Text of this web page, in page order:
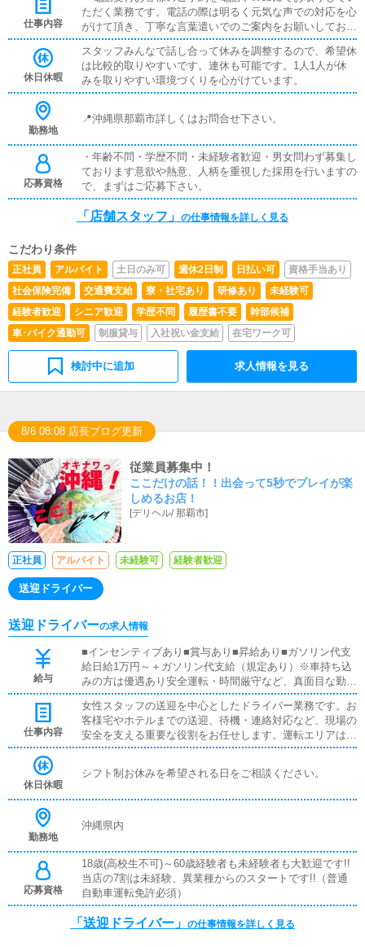
仕事内容
ただく業務です。電話の際は明るく元気な声での対応を心
がけて頂き、丁寧な言葉遣いでのご案内をお願いしており
ます。未経験でもスタッフが1から優しく教えてくれます
ので安心です。・送迎基本的にキャストさんを送迎して頂
きます。時間厳守を意識して頂き、キャストの方が円滑に
ストレスなくお仕事を進められるようにサポートして頂き
一です！・キャストの出勤スケジュール管理キャストの方
す。・サイトの更新簡単なサイト更新作業があります。先
輩スタッフが丁寧に教えてくれます。・備品の買い出し足
りなくなった備品などを百均やドン・キホーテなどへ買い
出しに行ったりもします。・事務所の掃除スタッフみんな
で業務の合間で掃除をしたりもします。色々な業務があり
ますが1人で全部こなすわけではなく、スタッフみんなで
休日休暇
スタッフみんなで話し合って休みを調整するので、希望休
は比較的取りやすいです。連休も可能です。1人1人が休
みを取りやすい環境づくりを心がけています。
勤務地
📍沖縄県那覇市詳しくはお問合せ下さい。
応募資格
・年齢不問・学歴不問・未経験者歓迎・男女問わず募集し
ております意欲や熱意、人柄を重視した採用を行いますの
で、まずはご応募下さい。
「店舗スタッフ」 の仕事情報を詳しく見る
こだわり条件
正社員 アルバイト 土日のみ可 週休2日制 日払い可
資格手当あり
社会保険完備
交通費支給 寮・社宅あり 研修あり
未経験可
経験者歓迎
シニア歓迎 学歴不問 履歴書不要
幹部候補
車･バイク通勤可
制服貸与 入社祝い金支給 在宅ワーク可
検討中に追加 求人情報を見る
8/6 08:08 店長ブログ更新
従業員募集中！
ここだけの話！！出会って5秒でプレイが楽
しめるお店！
[デリヘル/那覇市]
正社員 アルバイト 未経験可 経験者歓迎
送迎ドライバー
送迎ドライバーの求人情報
給与
■インセンティブあり■賞与あり■昇給あり■ガソリン代支
給日給1万円～＋ガソリン代支給（規定あり）※車持ち込
みの方は優遇あり安全運転・時間厳守など、真面目な勤務
をしっかり評価します。勤務日数・時間は希望に合わせて
調整可能！短時間でもしっかり稼げる環境です。まずは気
軽にお問い合わせください。
仕事内容
女性スタッフの送迎を中心としたドライバー業務です。お
客様宅やホテルまでの送迎、待機・連絡対応など、現場の
安全を支える重要な役割をお任せします。運転エリアは熊
本市内および近郊。長距離運転はありません。安全運転・
務時間は柔軟に対応。昼だけ・夜だけ・週末のみなど、あ
ソリン代支給（規定あり）、車両手当もあります。
休日休暇
シフト制お休みを希望される日をご相談ください。
勤務地
沖縄県内
応募資格
18歳(高校生不可)～60歳経験者も未経験者も大歓迎です!!
当店の7割は未経験、異業種からのスタートです!!（普通
自動車運転免許必須）
「送迎ドライバー」 の仕事情報を詳しく見る